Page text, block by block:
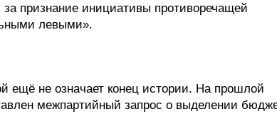
признание инициативы противоречащей
левыми».
ещё не означает конец истории. На прошлой
межпартийный запрос о выделении